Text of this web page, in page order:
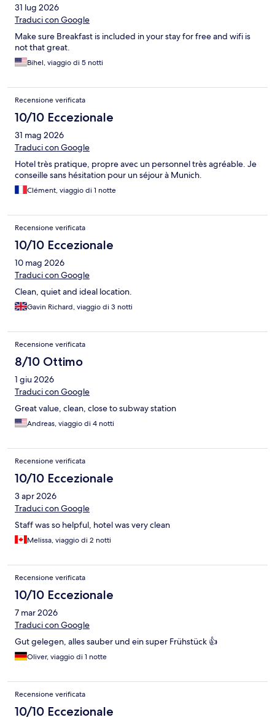
31 lug 2026
Traduci con Google
Make sure Breakfast is included in your stay for free and wifi is
not that great.
Bihel, viaggio di 5 notti
Recensione verificata
10/10 Eccezionale
31 mag 2026
Traduci con Google
Hotel très pratique, propre avec un personnel très agréable. Je
conseille sans hésitation pour un séjour à Munich.
Clément, viaggio di 1 notte
Recensione verificata
10/10 Eccezionale
10 mag 2026
Traduci con Google
Clean, quiet and ideal location.
Gavin Richard, viaggio di 3 notti
Recensione verificata
8/10 Ottimo
1 giu 2026
Traduci con Google
Great value, clean, close to subway station
Andreas, viaggio di 4 notti
Recensione verificata
10/10 Eccezionale
3 apr 2026
Traduci con Google
Staff was so helpful, hotel was very clean
Melissa, viaggio di 2 notti
Recensione verificata
10/10 Eccezionale
7 mar 2026
Traduci con Google
Gut gelegen, alles sauber und ein super Frühstück 👍
Oliver, viaggio di 1 notte
Recensione verificata
10/10 Eccezionale